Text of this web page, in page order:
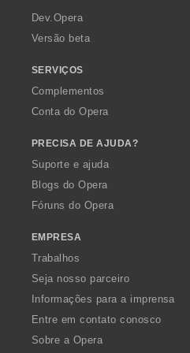
a
Dev.Opera
Versão beta
SERVIÇOS
Complementos
Conta do Opera
PRECISA DE AJUDA?
Suporte e ajuda
Blogs do Opera
Fóruns do Opera
EMPRESA
Trabalhos
Seja nosso parceiro
Informações para a imprensa
Entre em contato conosco
Sobre a Opera